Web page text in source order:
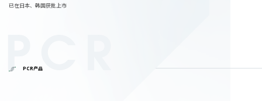
已在日本、韩国获批上市
PCR
PCR产品